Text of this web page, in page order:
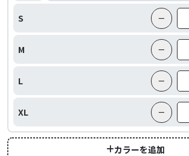
S −
M −
L −
XL −
カラーを追加